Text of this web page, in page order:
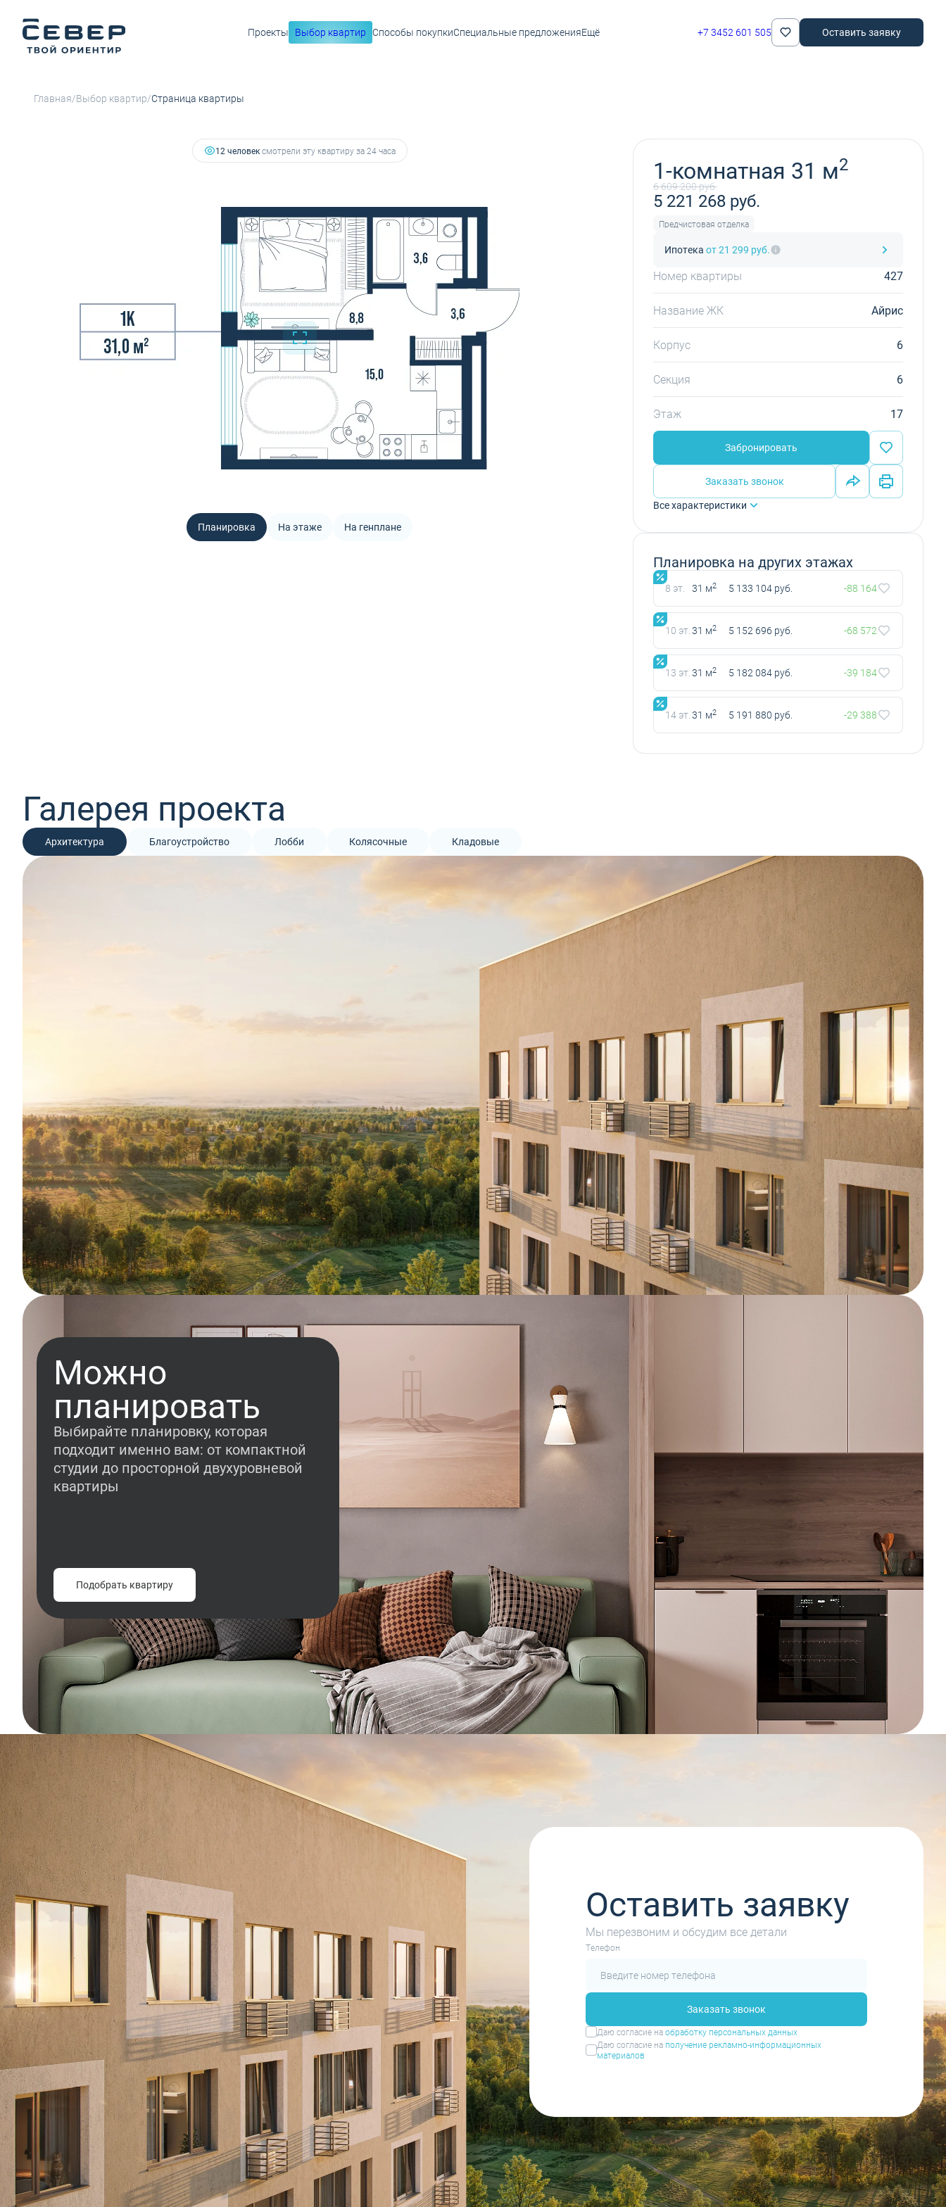
Проекты Выбор квартир Способы покупкиСпециальные предложенияЕщё +7 3452 601 505 Оставить заявку
Главная/Выбор квартир/Страница квартиры
12 человексмотрели эту квартиру за 24 часа
Планировка На этаже На генплане
1-комнатная 31 м2
6 609 200 руб.
5 221 268 руб.
Предчистовая отделка
Ипотека от 21 299 руб.
Номер квартиры 427
Название ЖК Айрис
Корпус 6
Секция 6
Этаж 17
Забронировать
Заказать звонок
Все характеристики
Планировка на других этажах
8 эт. 31 м2 5 133 104 руб. -88 164
10 эт.31 м2 5 152 696 руб. -68 572
13 эт.31 м2 5 182 084 руб. -39 184
14 эт.31 м2 5 191 880 руб. -29 388
Галерея проекта
Архитектура Благоустройство Лобби Колясочные Кладовые
Можно
планировать
Выбирайте планировку, которая
подходит именно вам: от компактной
студии до просторной двухуровневой
квартиры
Подобрать квартиру
Оставить заявку
Мы перезвоним и обсудим все детали
Tелефон
Заказать звонок
Даю согласие наобработку персональных данных
Даю согласие на получение рекламно-информационных
материалов